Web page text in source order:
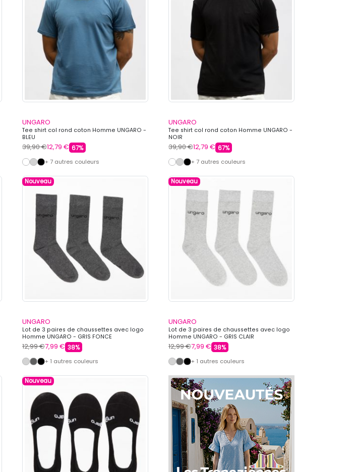
UNGARO
Tee shirt col rond coton Homme UNGARO -
BLEU
39,90 €12,79 € 67%
+ 7 autres couleurs
UNGARO
Tee shirt col rond coton Homme UNGARO -
NOIR
39,90 €12,79 € 67%
+ 7 autres couleurs
Nouveau
UNGARO
Lot de 3 paires de chaussettes avec logo
Homme UNGARO - GRIS FONCE
12,99 €7,99 € 38%
+ 1 autres couleurs
Nouveau
UNGARO
Lot de 3 paires de chaussettes avec logo
Homme UNGARO - GRIS CLAIR
12,99 €7,99 € 38%
+ 1 autres couleurs
Nouveau